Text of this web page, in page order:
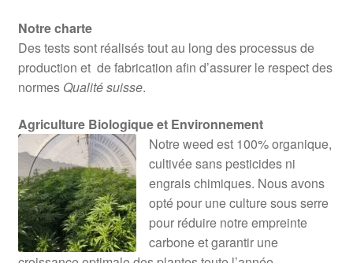
Notre charte
Des tests sont réalisés tout au long des processus de
production et de fabrication afin d’assurer le respect des
normes Qualité suisse.
Agriculture Biologique et Environnement
Notre weed est 100% organique,
cultivée sans pesticides ni
engrais chimiques. Nous avons
opté pour une culture sous serre
pour réduire notre empreinte
carbone et garantir une